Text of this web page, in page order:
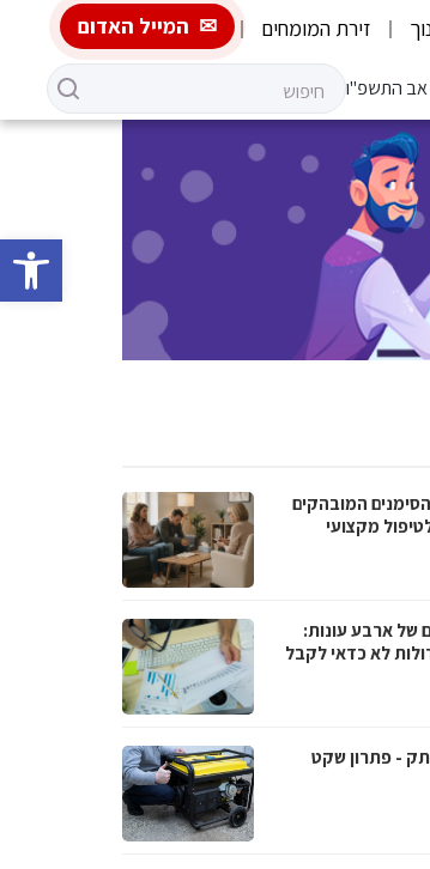
פתח
זירת המומחים המייל האדום
אב התשפ"ו
המובהקים
מקצועי
של ארבע עונות:
לא כדאי לקבל
- פתרון שקט